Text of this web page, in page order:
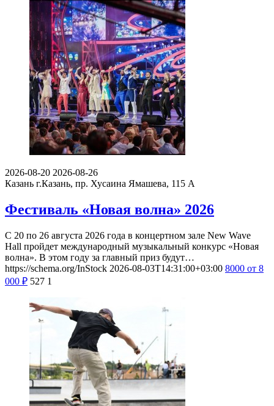
2026-08-20 2026-08-26
Казань г.Казань, пр. Хусаина Ямашева, 115 A
Фестиваль «Новая волна» 2026
С 20 по 26 августа 2026 года в концертном зале New Wave
Hall пройдет международный музыкальный конкурс «Новая
волна». В этом году за главный приз будут…
https://schema.org/InStock 2026-08-03T14:31:00+03:00 8000 от 8
000 ₽ 527 1